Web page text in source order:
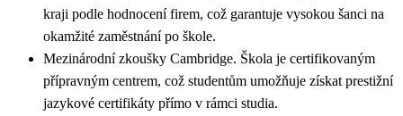
kraji podle hodnocení firem, což garantuje vysokou šanci na
okamžité zaměstnání po škole.
Mezinárodní zkoušky Cambridge. Škola je certifikovaným
přípravným centrem, což studentům umožňuje získat prestižní
jazykové certifikáty přímo v rámci studia.